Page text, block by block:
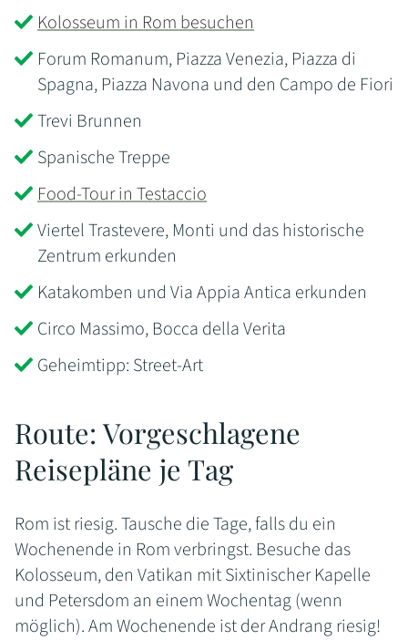
Kolosseum in Rom besuchen
Forum Romanum, Piazza Venezia, Piazza di
Spagna, Piazza Navona und den Campo de Fiori
Trevi Brunnen
Spanische Treppe
Food-Tour in Testaccio
Viertel Trastevere, Monti und das historische
Zentrum erkunden
Katakomben und Via Appia Antica erkunden
Circo Massimo, Bocca della Verita
Geheimtipp: Street-Art
Route: Vorgeschlagene
Reisepläne je Tag
Rom ist riesig. Tausche die Tage, falls du ein
Wochenende in Rom verbringst. Besuche das
Kolosseum, den Vatikan mit Sixtinischer Kapelle
und Petersdom an einem Wochentag (wenn
möglich). Am Wochenende ist der Andrang riesig!